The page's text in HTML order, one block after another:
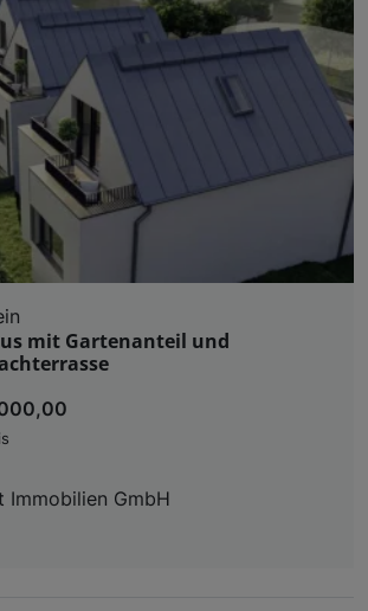
mit Gartenanteil und
Immobilien GmbH